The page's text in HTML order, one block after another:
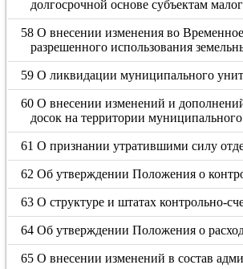
долгосрочной основе субъектам
58 О внесении изменения во
разрешенного использования
59 О ликвидации муниципального
60 О внесении изменений и
досок на территории
61 О признании утратившими силу
62 Об утверждении Положения о
63 О структуре и штатах контрольно-
64 Об утверждении Положения о
65 О внесении изменений в состав